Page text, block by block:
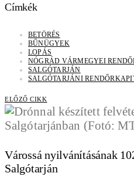
Címkék
BETÖRÉS
BŰNÜGYEK
LOPÁS
NÓGRÁD VÁRMEGYEI
SALGÓTARJÁN
SALGÓTARJÁNI
ELŐZŐ CIKK
Várossá nyilvánításának
Salgótarján